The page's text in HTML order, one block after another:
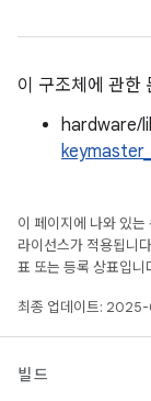
이 구조체에 관한
hardware/
이 페이지에 나와 있
라이선스가 적용됩니
표 또는 등록 상표입니
최종 업데이트:
빌드